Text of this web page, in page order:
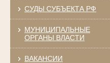
СУДЫ СУБЪЕКТА РФ
МУНИЦИПАЛЬНЫЕ
ОРГАНЫ ВЛАСТИ
ВАКАНСИИ